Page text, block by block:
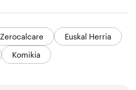
Zerocalcare
Euskal Herria
Komikia